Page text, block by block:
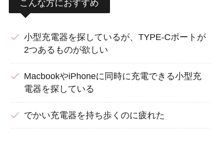
こんな方におすすめ
小型充電器を探しているが、TYPE-Cポートが
2つあるものが欲しい
MacbookやiPhoneに同時に充電できる小型充
電器を探している
でかい充電器を持ち歩くのに疲れた